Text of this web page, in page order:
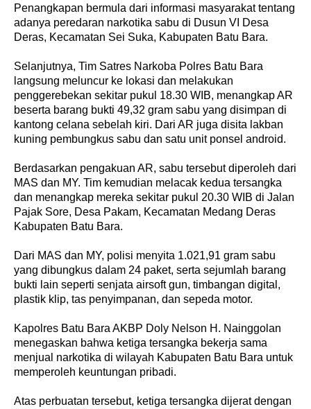
Penangkapan bermula dari informasi masyarakat tentang
adanya peredaran narkotika sabu di Dusun VI Desa
Deras, Kecamatan Sei Suka, Kabupaten Batu Bara.
Selanjutnya, Tim Satres Narkoba Polres Batu Bara
langsung meluncur ke lokasi dan melakukan
penggerebekan sekitar pukul 18.30 WIB, menangkap AR
beserta barang bukti 49,32 gram sabu yang disimpan di
kantong celana sebelah kiri. Dari AR juga disita lakban
kuning pembungkus sabu dan satu unit ponsel android.
Berdasarkan pengakuan AR, sabu tersebut diperoleh dari
MAS dan MY. Tim kemudian melacak kedua tersangka
dan menangkap mereka sekitar pukul 20.30 WIB di Jalan
Pajak Sore, Desa Pakam, Kecamatan Medang Deras
Kabupaten Batu Bara.
Dari MAS dan MY, polisi menyita 1.021,91 gram sabu
yang dibungkus dalam 24 paket, serta sejumlah barang
bukti lain seperti senjata airsoft gun, timbangan digital,
plastik klip, tas penyimpanan, dan sepeda motor.
Kapolres Batu Bara AKBP Doly Nelson H. Nainggolan
menegaskan bahwa ketiga tersangka bekerja sama
menjual narkotika di wilayah Kabupaten Batu Bara untuk
memperoleh keuntungan pribadi.
Atas perbuatan tersebut, ketiga tersangka dijerat dengan